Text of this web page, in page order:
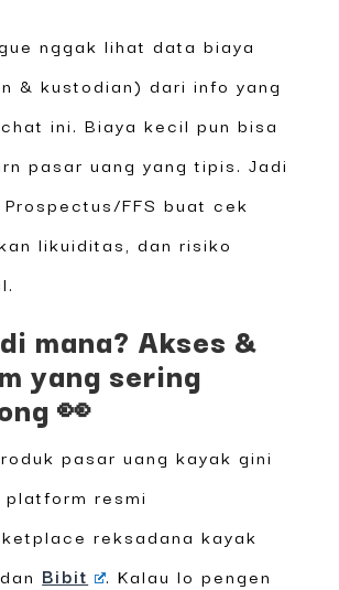
nggak lihat data biaya
& kustodian) dari info yang
ini. Biaya kecil pun bisa
pasar uang yang tipis. Jadi
FFS buat cek
likuiditas, dan risiko
mana? Akses &
yang sering
👀
pasar uang kayak gini
resmi
reksadana kayak
dan Bibit
. Kalau lo pengen